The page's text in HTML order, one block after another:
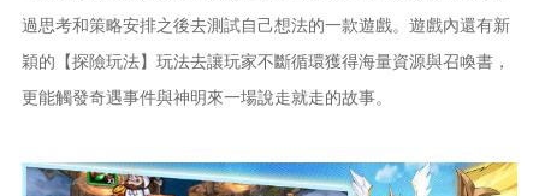
過思考和策略安排之後去測試自己想法的一款遊戲。遊戲內還有新
穎的【探險玩法】玩法去讓玩家不斷循環獲得海量資源與召喚書，
更能觸發奇遇事件與神明來一場說走就走的故事。